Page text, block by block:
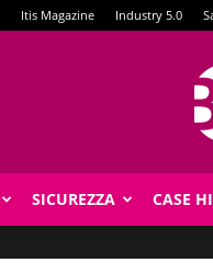
Itis Magazine Industry 5.0
SICUREZZA CASE